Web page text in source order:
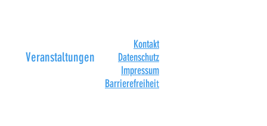
Kontakt
Datenschutz
Impressum
Barrierefreiheit
Veranstaltungen